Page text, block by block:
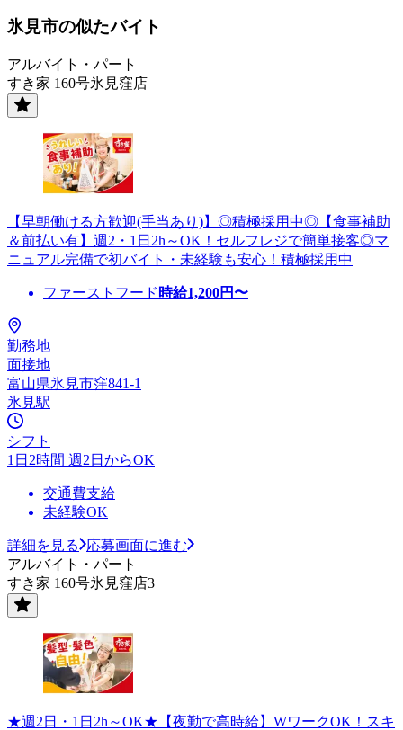
氷見市の似たバイト
アルバイト・パート
すき家 160号氷見窪店
【早朝働ける方歓迎(手当あり)】◎積極採用中◎【食事補助
＆前払い有】週2・1日2h～OK！セルフレジで簡単接客◎マ
ニュアル完備で初バイト・未経験も安心！積極採用中
ファーストフード 時給1,200円〜
勤務地
面接地
富山県氷見市窪841-1
氷見駅
シフト
1日2時間 週2日からOK
交通費支給
未経験OK
詳細を見る
応募画面に進む
アルバイト・パート
すき家 160号氷見窪店3
★週2日・1日2h～OK★【夜勤で高時給】WワークOK！スキ